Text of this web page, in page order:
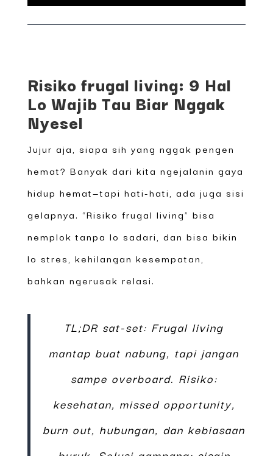
Risiko frugal living: 9 Hal
Lo Wajib Tau Biar Nggak
Nyesel
Jujur aja, siapa sih yang nggak pengen
hemat? Banyak dari kita ngejalanin gaya
hidup hemat—tapi hati-hati, ada juga sisi
gelapnya. “Risiko frugal living” bisa
nemplok tanpa lo sadari, dan bisa bikin
lo stres, kehilangan kesempatan,
bahkan ngerusak relasi.
TL;DR sat-set: Frugal living
mantap buat nabung, tapi jangan
sampe overboard. Risiko:
kesehatan, missed opportunity,
burn out, hubungan, dan kebiasaan